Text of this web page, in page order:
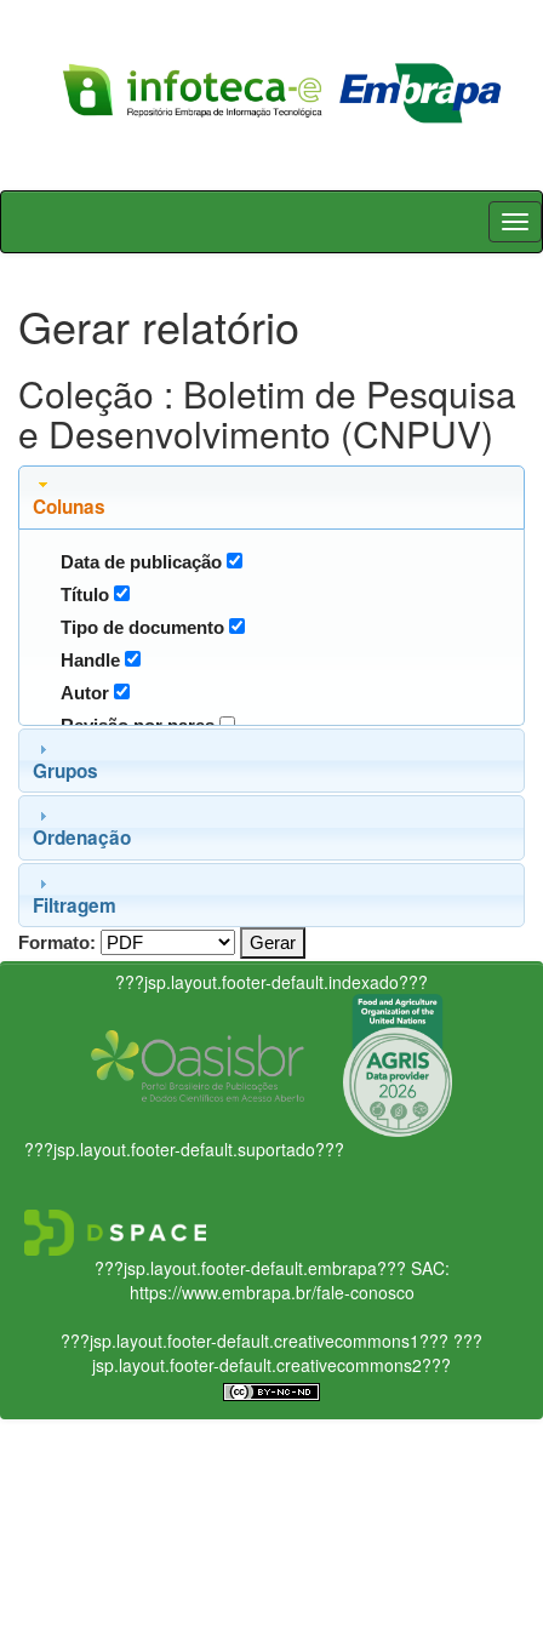
Skip
Gerar relatório
Coleção : Boletim de Pesquisa
e Desenvolvimento (CNPUV)
Colunas
Data de publicação
Título
Tipo de documento
Handle
Autor
Revisão por pares
Grupos
Ordenação
Filtragem
Formato:
???jsp.layout.footer-default.indexado???
???jsp.layout.footer-default.suportado???
???jsp.layout.footer-default.embrapa??? SAC:
https://www.embrapa.br/fale-conosco
???jsp.layout.footer-default.creativecommons1??? ???
jsp.layout.footer-default.creativecommons2???